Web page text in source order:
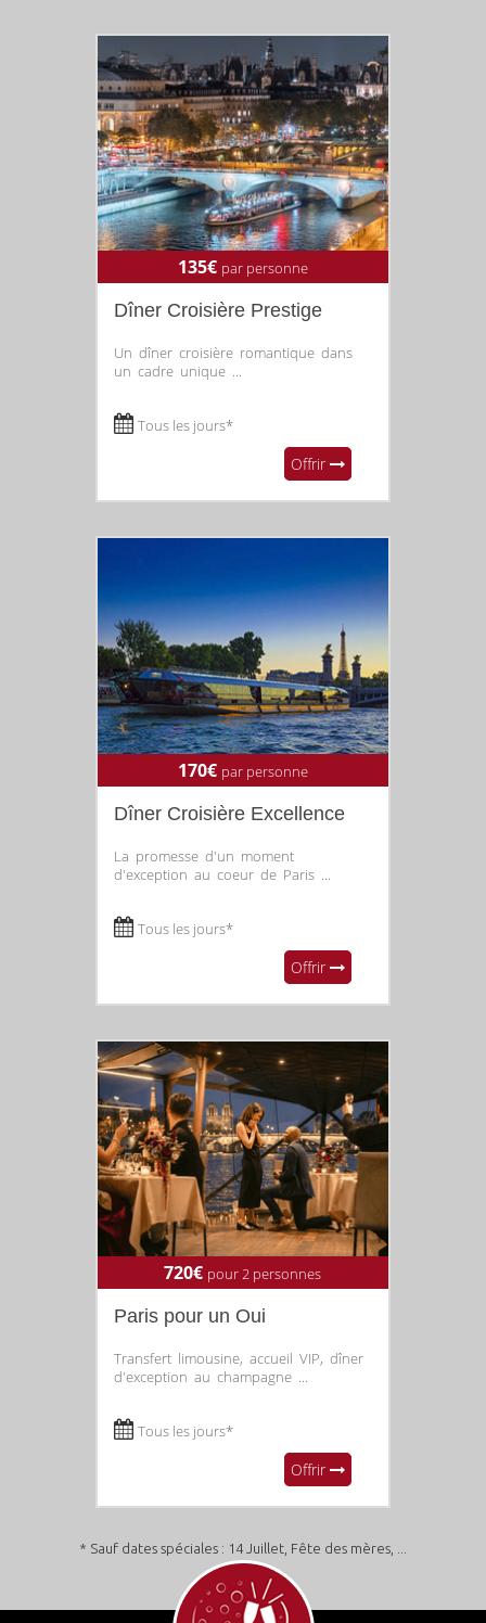
135€ par personne
Dîner Croisière Prestige
Un dîner croisière romantique dans
un cadre unique ...
Tous les jours*
Offrir
170€ par personne
Dîner Croisière Excellence
La promesse d'un moment
d'exception au coeur de Paris ...
Tous les jours*
Offrir
720€ pour 2 personnes
Paris pour un Oui
Transfert limousine, accueil VIP, dîner
d'exception au champagne ...
Tous les jours*
Offrir
* Sauf dates spéciales : 14 Juillet, Fête des mères, ...